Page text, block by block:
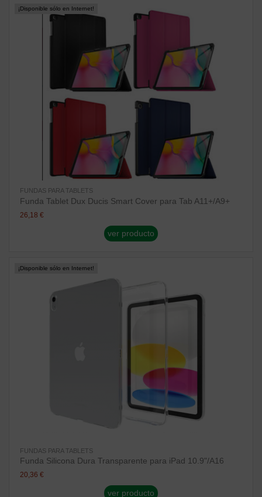
¡Disponible sólo en Internet!
FUNDAS PARA TABLETS
Funda Tablet Dux Ducis Smart Cover para Tab A11+/A9+
26,18 €
ver producto
¡Disponible sólo en Internet!
FUNDAS PARA TABLETS
Funda Silicona Dura Transparente para iPad 10.9"/A16
20,36 €
ver producto